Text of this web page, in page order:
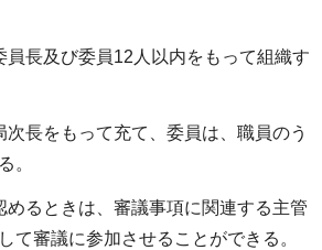
長及び委員12人以内をもって組織す
長をもって充て、委員は、職員のう
。
るときは、審議事項に関連する主管
て審議に参加させることができる。